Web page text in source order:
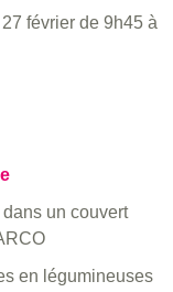
février de 9h45 à
un couvert
en légumineuses